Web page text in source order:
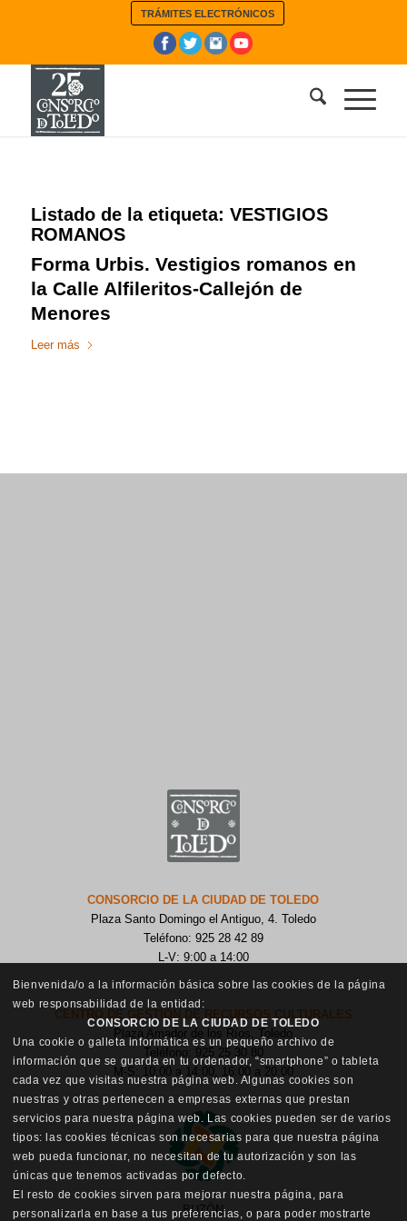
TRÁMITES ELECTRÓNICOS
Listado de la etiqueta: VESTIGIOS
ROMANOS
Forma Urbis. Vestigios romanos en
la Calle Alfileritos-Callejón de
Menores
Leer más
CONSORCIO DE LA CIUDAD DE TOLEDO
Plaza Santo Domingo el Antiguo, 4. Toledo
Teléfono: 925 28 42 89
L-V: 9:00 a 14:00
CENTRO DE GESTIÓN DE RECURSOS CULTURALES
Plaza Amador de los Ríos, Toledo
Teléfono: 925 25 30 80
M-S: 10:00 a 14:00, 16:00 a 20:00
BUZÓN
Bienvenida/o a la información básica sobre las cookies de la página
web responsabilidad de la entidad:
CONSORCIO DE LA CIUDAD DE TOLEDO
Una cookie o galleta informática es un pequeño archivo de
información que se guarda en tu ordenador, “smartphone” o tableta
cada vez que visitas nuestra página web. Algunas cookies son
nuestras y otras pertenecen a empresas externas que prestan
servicios para nuestra página web. Las cookies pueden ser de varios
tipos: las cookies técnicas son necesarias para que nuestra página
web pueda funcionar, no necesitan de tu autorización y son las
únicas que tenemos activadas por defecto.
El resto de cookies sirven para mejorar nuestra página, para
personalizarla en base a tus preferencias, o para poder mostrarte